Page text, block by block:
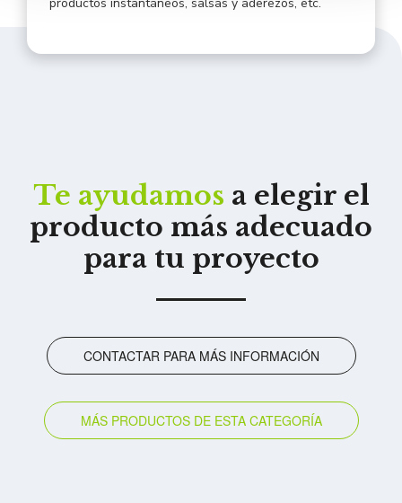
Te ayudamos a elegir el
producto más adecuado
para tu proyecto
CONTACTAR PARA MÁS INFORMACIÓN
MÁS PRODUCTOS DE ESTA CATEGORÍA